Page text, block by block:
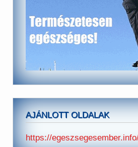
AJÁNLOTT OLDALAK
https://